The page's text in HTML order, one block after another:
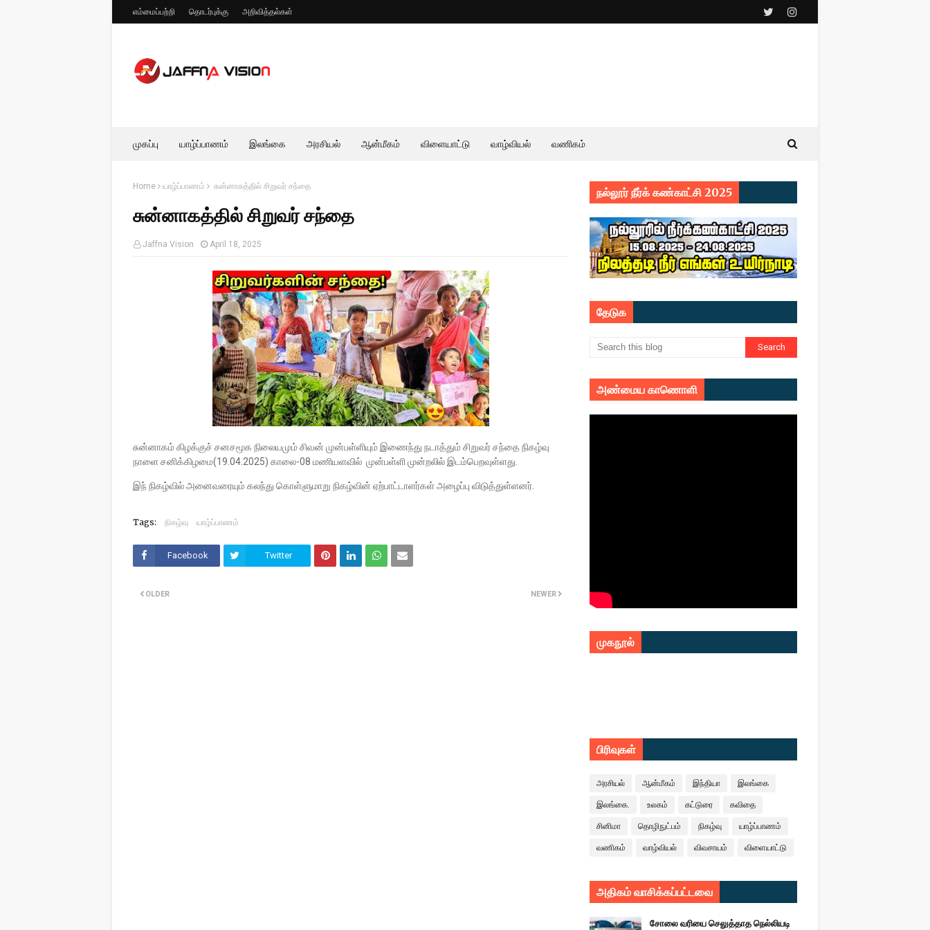
எம்மைப்பற்றி தொடர்புக்கு அறிவித்தல்கள்
முகப்பு யாழ்ப்பாணம் இலங்கை அரசியல் ஆன்மீகம் விளையாட்டு வாழ்வியல் வணிகம்
Home யாழ்ப்பாணம் சுன்னாகத்தில் சிறுவர் சந்தை
சுன்னாகத்தில் சிறுவர் சந்தை
Jaffna Vision April 18, 2025
சுன்னாகம் கிழக்குச் சனசமூக நிலையமும் சிவன் முன்பள்ளியும் இணைந்து நடாத்தும் சிறுவர் சந்தை நிகழ்வு
நாளை சனிக்கிழமை(19.04.2025) காலை-08 மணியளவில் முன்பள்ளி முன்றலில் இடம்பெறவுள்ளது.
இந் நிகழ்வில் அனைவரையும் கலந்து கொள்ளுமாறு நிகழ்வின் ஏற்பாட்டாளர்கள் அழைப்பு விடுத்துள்ளனர்.
Tags: நிகழ்வு யாழ்ப்பாணம்
Facebook Twitter
NEWER
OLDER
நல்லூர் நீர்க் கண்காட்சி 2025
தேடுக
அண்மைய காணொளி
முகநூல்
பிரிவுகள்
அரசியல் ஆன்மீகம் இந்தியா இலங்கை
இலங்கை. உலகம் கட்டுரை கவிதை
சினிமா தொழிநுட்பம் நிகழ்வு யாழ்ப்பாணம்
வணிகம் வாழ்வியல் விவசாயம் விளையாட்டு
அதிகம் வாசிக்கப்பட்டவை
சோலை வரியை செலுத்தாத நெல்லியடி